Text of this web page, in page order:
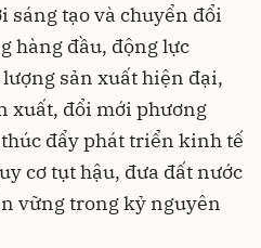
sáng tạo và chuyển đổi
hàng đầu, động lực
sản xuất hiện đại,
xuất, đổi mới phương
đẩy phát triển kinh tế
cơ tụt hậu, đưa đất nước
vững trong kỷ nguyên